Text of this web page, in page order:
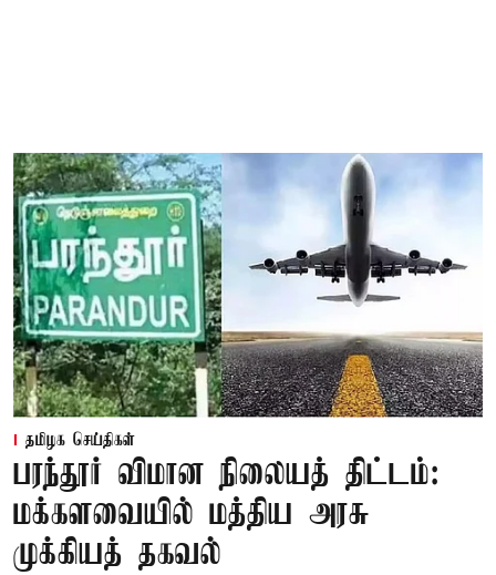
தமிழக செய்திகள்
பரந்தூர் விமான நிலையத் திட்டம்:
மக்களவையில் மத்திய அரசு
முக்கியத் தகவல்